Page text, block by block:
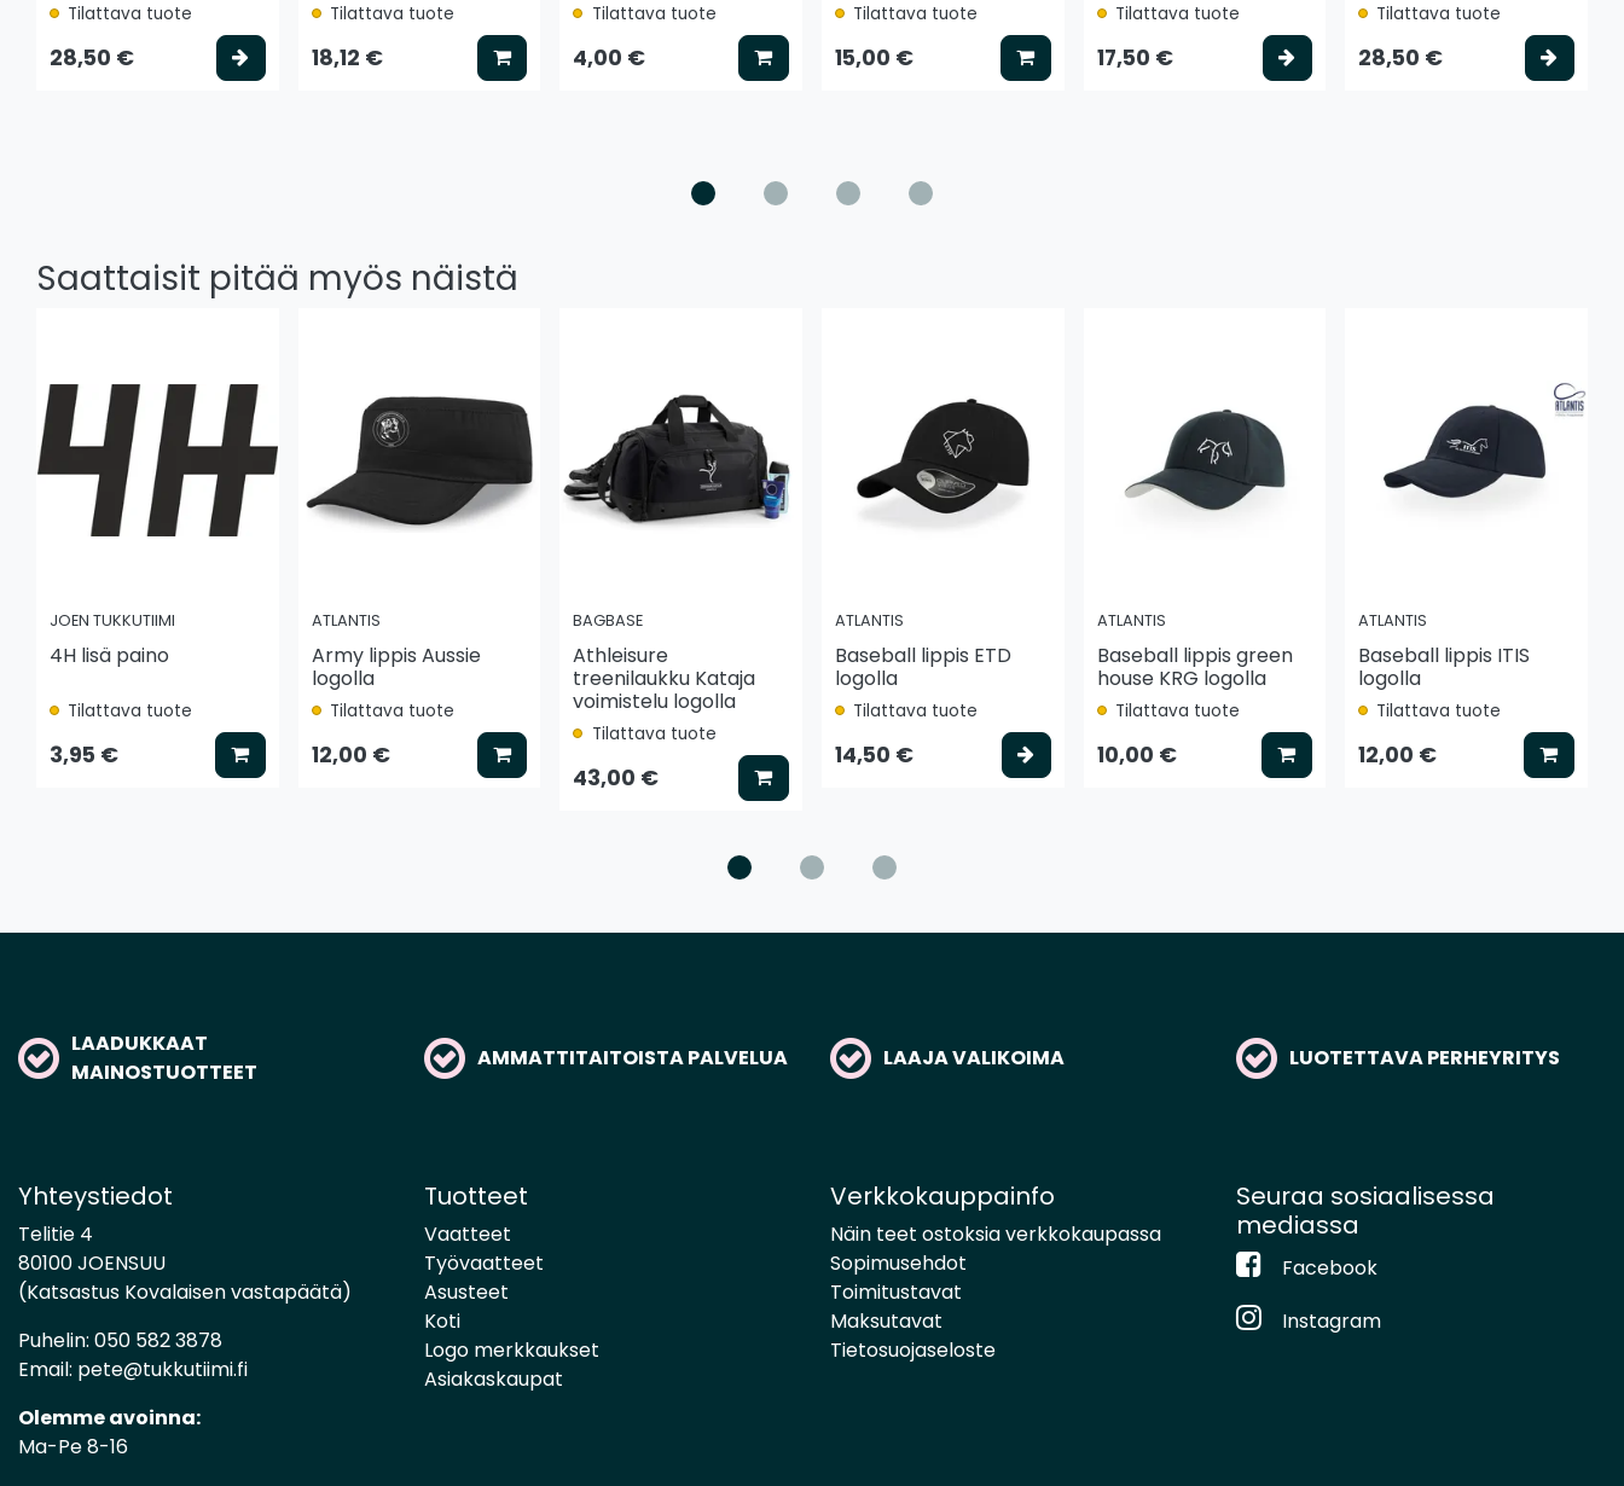
Tilattava tuote
28,50 € Valitse vaihtoehto
Tilattava tuote
18,12 € Lisää koriin
Tilattava tuote
4,00 € Lisää koriin
Tilattava tuote
15,00 € Lisää koriin
Tilattava tuote
17,50 € Valitse vaihtoehto
Tilattava tuote
28,50 €
Saattaisit pitää myös näistä
JOEN TUKKUTIIMI
4H lisä paino
Tilattava tuote
3,95 € Lisää koriin
ATLANTIS
Army lippis Aussie
logolla
Tilattava tuote
12,00 € Lisää koriin
BAGBASE
Athleisure
treenilaukku Kataja
voimistelu logolla
Tilattava tuote
43,00 € Lisää koriin
ATLANTIS
Baseball lippis ETD
logolla
Tilattava tuote
14,50 € Valitse vaihtoehto
ATLANTIS
Baseball lippis green
house KRG logolla
Tilattava tuote
10,00 € Lisää koriin
ATLANTIS
Baseball lippis ITIS
logolla
Tilattava tuote
12,00 € Lisää
LAADUKKAAT
MAINOSTUOTTEET
AMMATTITAITOISTA PALVELUA LAAJA VALIKOIMA LUOTETTAVA PERHEYRITYS
Yhteystiedot
Telitie 4
80100 JOENSUU
(Katsastus Kovalaisen vastapäätä)
Puhelin: 050 582 3878
Email: pete@tukkutiimi.fi
Olemme avoinna:
Ma-Pe 8-16
Tuotteet
Vaatteet
Työvaatteet
Asusteet
Koti
Logo merkkaukset
Asiakaskaupat
Verkkokauppainfo
Näin teet ostoksia verkkokaupassa
Sopimusehdot
Toimitustavat
Maksutavat
Tietosuojaseloste
Seuraa sosiaalisessa
mediassa
Facebook
Instagram